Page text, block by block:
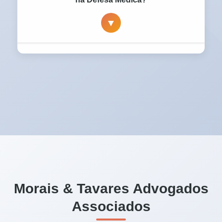
hospitalar e gestão de crise, bem como na
defesa individual do corpo clínico e diretores
▼
parceiros.
país.
Foco no Resultado: Defesa intransigente da
Morais & Tavares Advogados
Associados